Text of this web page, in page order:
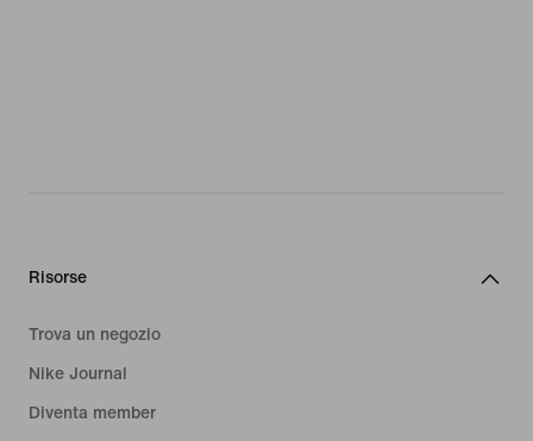
Risorse
Trova un negozio
Nike Journal
Diventa member